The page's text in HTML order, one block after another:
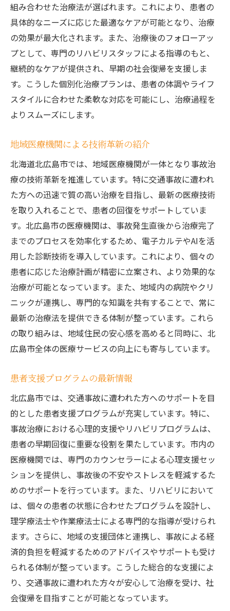
組み合わせた治療法が選ばれます。これにより、患者の
具体的なニーズに応じた最適なケアが可能となり、治療
の効果が最大化されます。また、治療後のフォローアッ
プとして、専門のリハビリスタッフによる指導のもと、
継続的なケアが提供され、早期の社会復帰を支援しま
す。こうした個別化治療プランは、患者の体調やライフ
スタイルに合わせた柔軟な対応を可能にし、治療過程を
よりスムーズにします。
地域医療機関による技術革新の紹介
北海道北広島市では、地域医療機関が一体となり事故治
療の技術革新を推進しています。特に交通事故に遭われ
た方への迅速で質の高い治療を目指し、最新の医療技術
を取り入れることで、患者の回復をサポートしていま
す。北広島市の医療機関は、事故発生直後から治療完了
までのプロセスを効率化するため、電子カルテやAIを活
用した診断技術を導入しています。これにより、個々の
患者に応じた治療計画が精密に立案され、より効果的な
治療が可能となっています。また、地域内の病院やクリ
ニックが連携し、専門的な知識を共有することで、常に
最新の治療法を提供できる体制が整っています。これら
の取り組みは、地域住民の安心感を高めると同時に、北
広島市全体の医療サービスの向上にも寄与しています。
患者支援プログラムの最新情報
北広島市では、交通事故に遭われた方へのサポートを目
的とした患者支援プログラムが充実しています。特に、
事故治療における心理的支援やリハビリプログラムは、
患者の早期回復に重要な役割を果たしています。市内の
医療機関では、専門のカウンセラーによる心理支援セッ
ションを提供し、事故後の不安やストレスを軽減するた
めのサポートを行っています。また、リハビリにおいて
は、個々の患者の状態に合わせたプログラムを設計し、
理学療法士や作業療法士による専門的な指導が受けられ
ます。さらに、地域の支援団体と連携し、事故による経
済的負担を軽減するためのアドバイスやサポートも受け
られる体制が整っています。こうした総合的な支援によ
り、交通事故に遭われた方々が安心して治療を受け、社
会復帰を目指すことが可能となっています。